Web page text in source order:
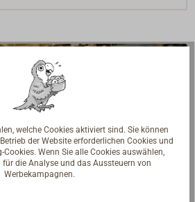
welche Cookies aktiviert sind. Sie können
der Website erforderlichen Cookies und
Wenn Sie alle Cookies auswählen,
die Analyse und das Aussteuern von
Werbekampagnen.